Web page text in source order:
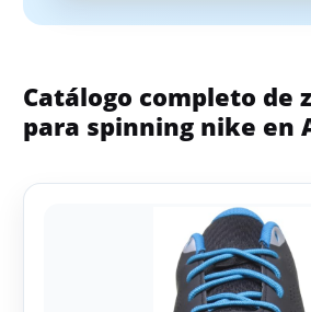
Catálogo completo de
para spinning nike en